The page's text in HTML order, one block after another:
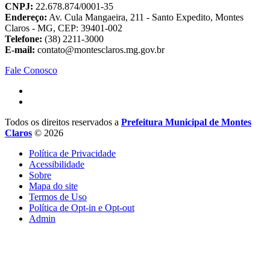
CNPJ: 22.678.874/0001-35
Endereço: Av. Cula Mangaeira, 211 - Santo Expedito, Montes
Claros - MG, CEP: 39401-002
Telefone: (38) 2211-3000
E-mail: contato@montesclaros.mg.gov.br
Fale Conosco
Todos os direitos reservados a Prefeitura Municipal de Montes
Claros © 2026
Política de Privacidade
Acessibilidade
Sobre
Mapa do site
Termos de Uso
Política de Opt-in e Opt-out
Admin